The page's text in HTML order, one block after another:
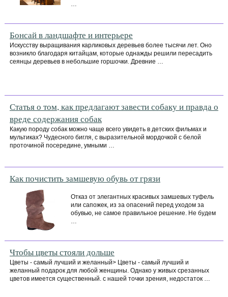
Бонсай в ландшафте и интерьере
Искусству выращивания карликовых деревьев более тысячи лет. Оно
возникло благодаря китайцам, которые однажды решили пересадить
сеянцы деревьев в небольшие горшочки. Древние …
Статья о том, как предлагают завести собаку и правда о
вреде содержания собак
Какую породу собак можно чаще всего увидеть в детских фильмах и
мультиках? Чудесного бигля, с выразительной мордочкой с белой
проточиной посередине, умными …
Как почистить замшевую обувь от грязи
Отказ от элегантных красивых замшевых туфель
или сапожек, из за опасений перед уходом за
обувью, не самое правильное решение. Не будем
Чтобы цветы стояли дольше
Цветы - самый лучший и желанный> Цветы - самый лучший и
желанный подарок для любой женщины. Однако у живых срезанных
цветов имеется существенный. с нашей точки зрения, недостаток …